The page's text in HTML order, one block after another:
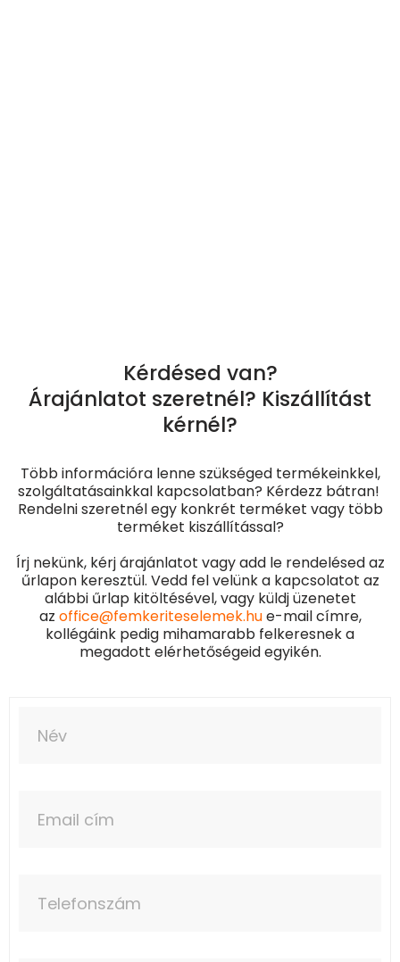
Kérdésed van?
Árajánlatot szeretnél? Kiszállítást
kérnél?
Több információra lenne szükséged termékeinkkel,
szolgáltatásainkkal kapcsolatban? Kérdezz bátran!
Rendelni szeretnél egy konkrét terméket vagy több
terméket kiszállítással?
Írj nekünk, kérj árajánlatot vagy add le rendelésed az
űrlapon keresztül. Vedd fel velünk a kapcsolatot az
alábbi űrlap kitöltésével, vagy küldj üzenetet
az office@femkeriteselemek.hue-mail címre,
kollégáink pedig mihamarabb felkeresnek a
megadott elérhetőségeid egyikén.